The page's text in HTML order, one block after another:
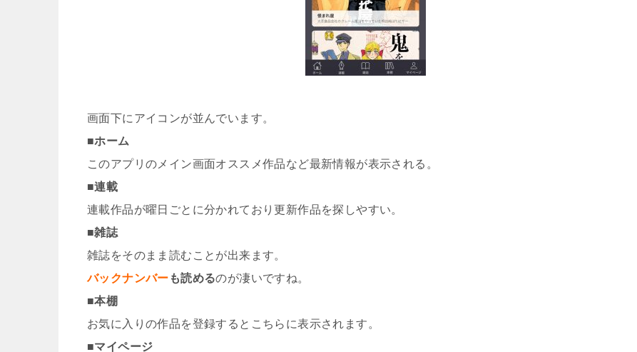
画面下にアイコンが並んでいます。
■ホーム
このアプリのメイン画面オススメ作品など最新情報が表示される。
■連載
連載作品が曜日ごとに分かれており更新作品を探しやすい。
■雑誌
雑誌をそのまま読むことが出来ます。
バックナンバー も読めるのが凄いですね。
■本棚
お気に入りの作品を登録するとこちらに表示されます。
■マイページ